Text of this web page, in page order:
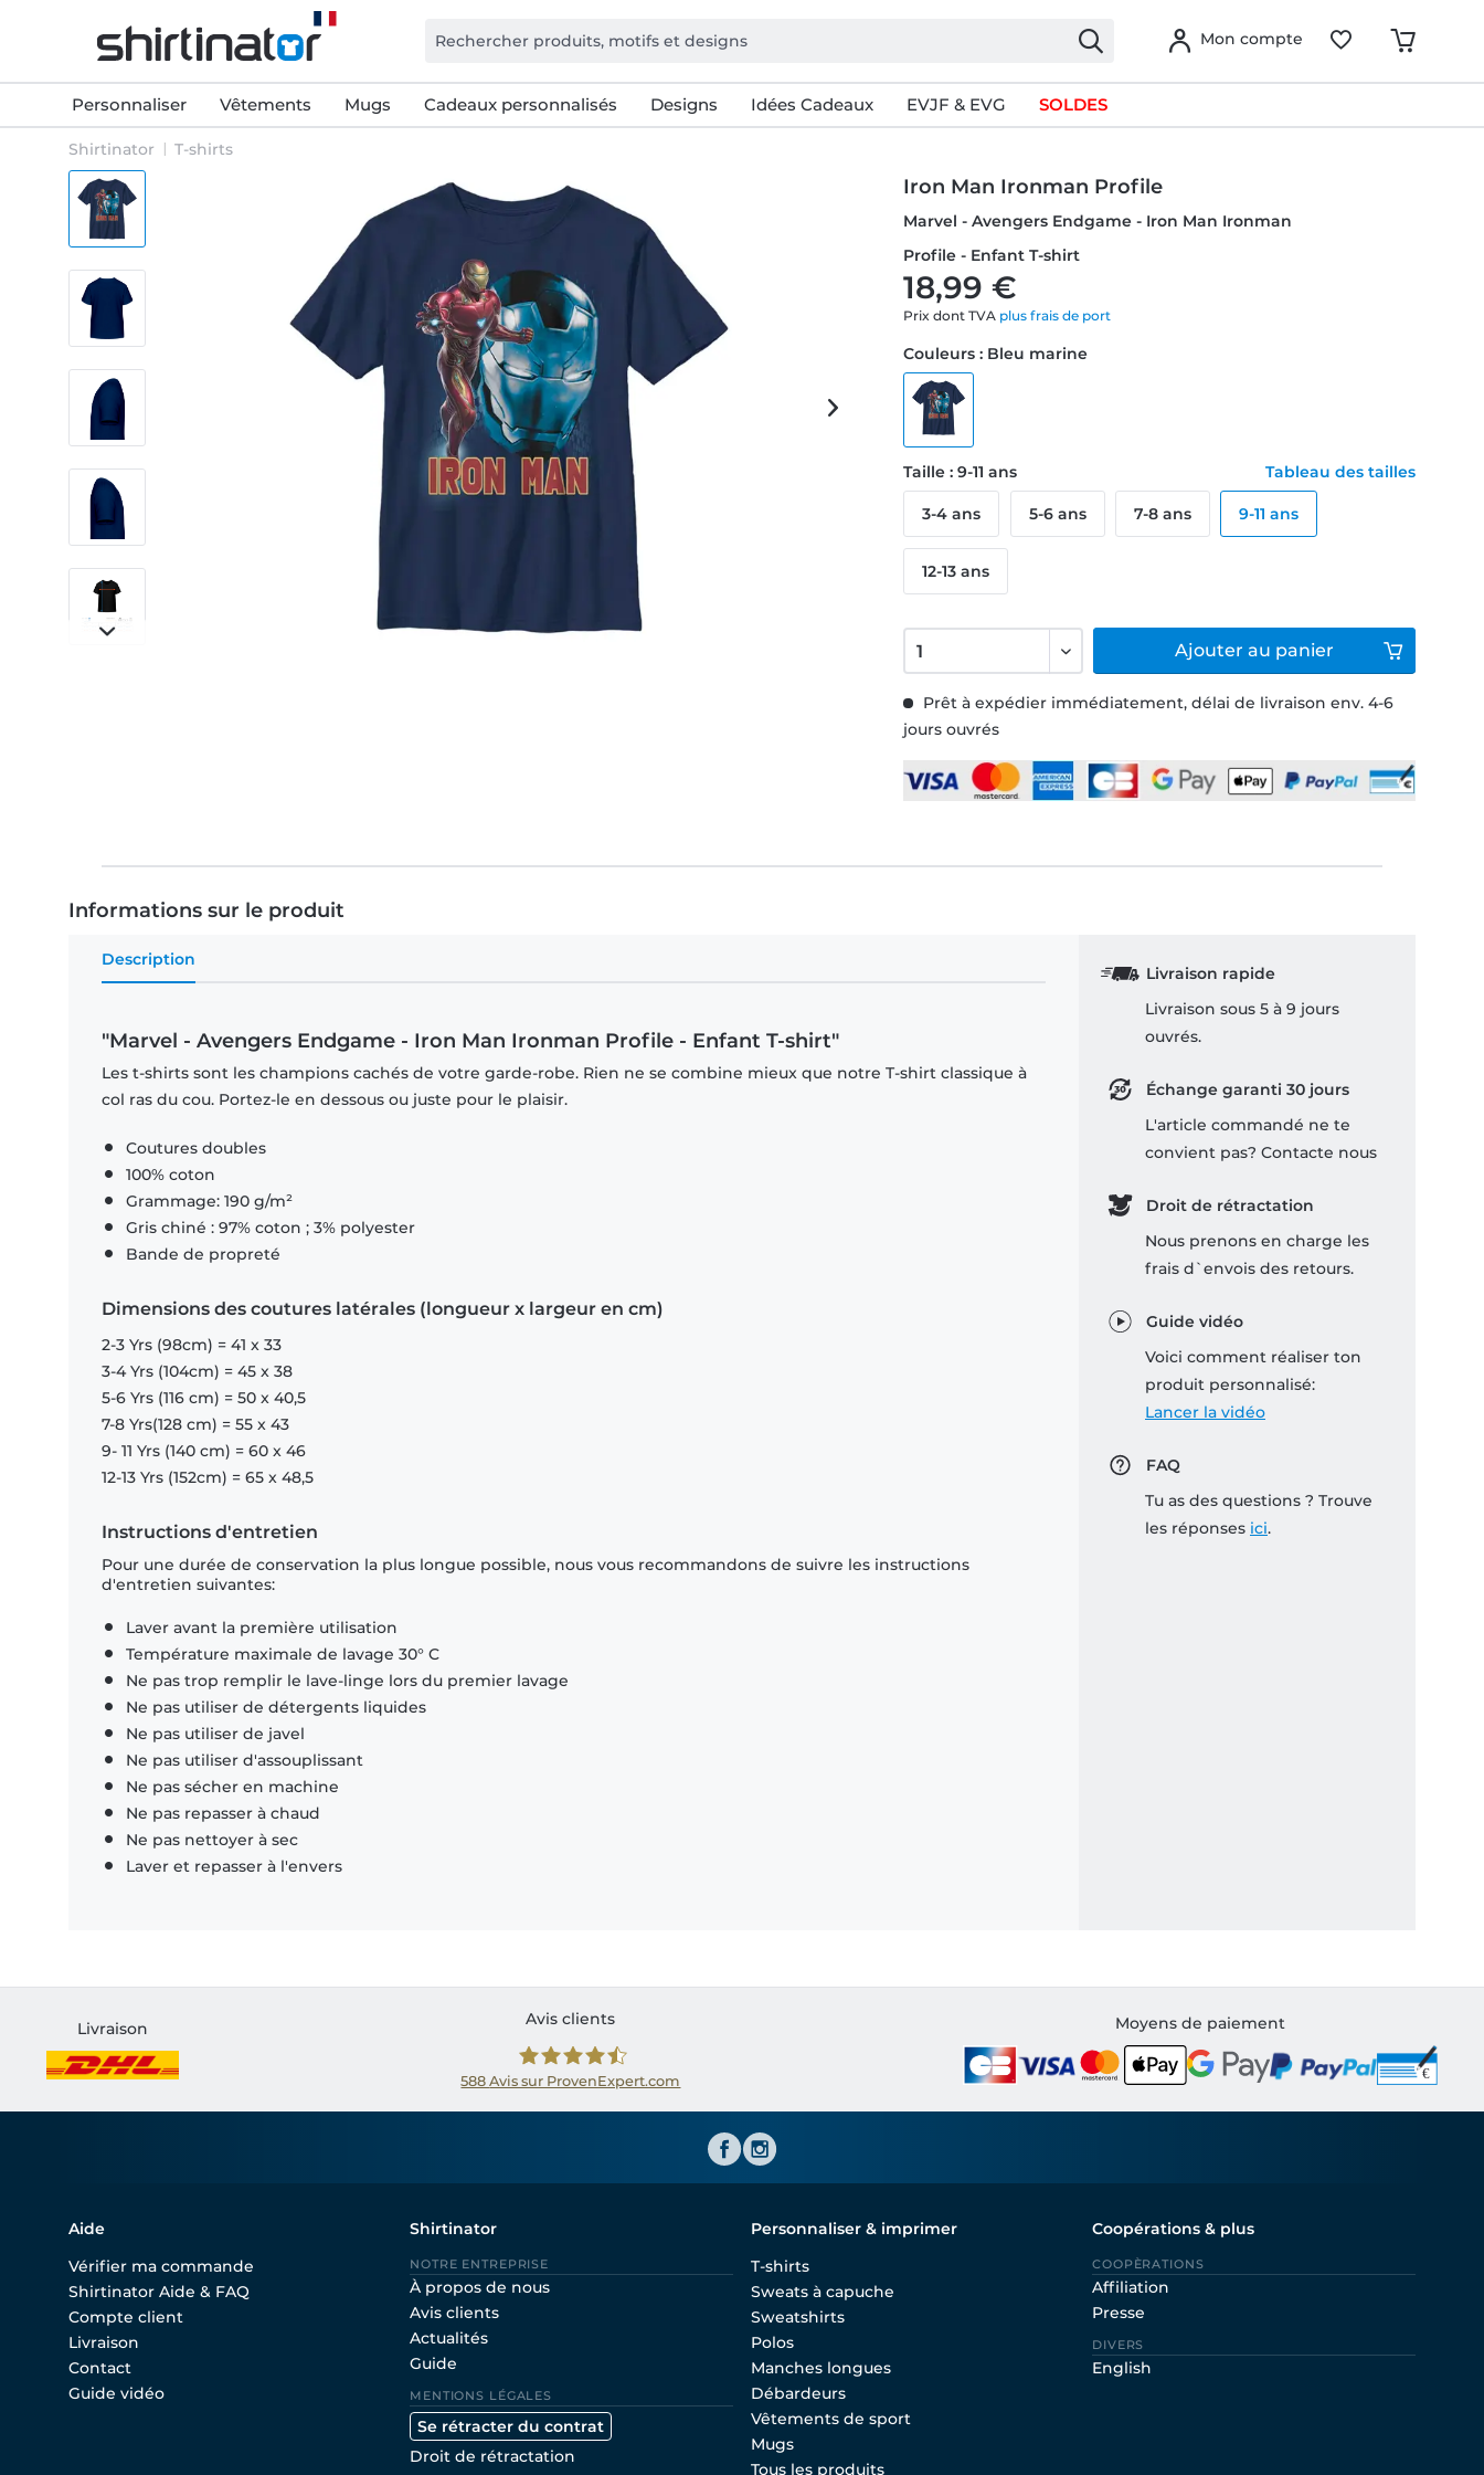
Mon compte
Personnaliser Vêtements Mugs Cadeaux personnalisés Designs Idées Cadeaux EVJF & EVG SOLDES
Shirtinator T-shirts
Iron Man Ironman Profile
Marvel - Avengers Endgame - Iron Man Ironman
Profile - Enfant T-shirt
18,99 €
Prix dont TVA plus frais de port
Prêt à expédier immédiatement, délai de livraison env. 4-6
jours ouvrés
Couleurs : Bleu marine
Taille : 9-11 ans Tableau des tailles
3-4 ans 5-6 ans 7-8 ans 9-11 ans
12-13 ans
Ajouter au panier
Informations sur le produit
Description
"Marvel - Avengers Endgame - Iron Man Ironman Profile - Enfant T-shirt"
Les t-shirts sont les champions cachés de votre garde-robe. Rien ne se combine mieux que notre T-shirt classique à
col ras du cou. Portez-le en dessous ou juste pour le plaisir.
Coutures doubles
100% coton
Grammage: 190 g/m²
Gris chiné : 97% coton ; 3% polyester
Bande de propreté
Dimensions des coutures latérales (longueur x largeur en cm)
2-3 Yrs (98cm) = 41 x 33
3-4 Yrs (104cm) = 45 x 38
5-6 Yrs (116 cm) = 50 x 40,5
7-8 Yrs(128 cm) = 55 x 43
9- 11 Yrs (140 cm) = 60 x 46
12-13 Yrs (152cm) = 65 x 48,5
Instructions d'entretien
Pour une durée de conservation la plus longue possible, nous vous recommandons de suivre les instructions
d'entretien suivantes:
Laver avant la première utilisation
Température maximale de lavage 30° C
Ne pas trop remplir le lave-linge lors du premier lavage
Ne pas utiliser de détergents liquides
Ne pas utiliser de javel
Ne pas utiliser d'assouplissant
Ne pas sécher en machine
Ne pas repasser à chaud
Ne pas nettoyer à sec
Laver et repasser à l'envers
Livraison rapide
Livraison sous 5 à 9 jours
ouvrés.
Échange garanti 30 jours
L'article commandé ne te
convient pas? Contacte nous
Droit de rétractation
Nous prenons en charge les
frais d`envois des retours.
Guide vidéo
Voici comment réaliser ton
produit personnalisé:
Lancer la vidéo
FAQ
Tu as des questions ? Trouve
les réponses ici.
Livraison
Avis clients
588Avis sur ProvenExpert.com
Moyens de paiement
Aide
Vérifier ma commande
Shirtinator Aide & FAQ
Compte client
Livraison
Contact
Guide vidéo
Shirtinator
NOTRE ENTREPRISE
À propos de nous
Avis clients
Actualités
Guide
MENTIONS LÉGALES
Se rétracter du contrat
Droit de rétractation
Personnaliser & imprimer
T-shirts
Sweats à capuche
Sweatshirts
Polos
Manches longues
Débardeurs
Vêtements de sport
Mugs
Tous les produits
Coopérations & plus
COOPÈRATIONS
Affiliation
Presse
DIVERS
English